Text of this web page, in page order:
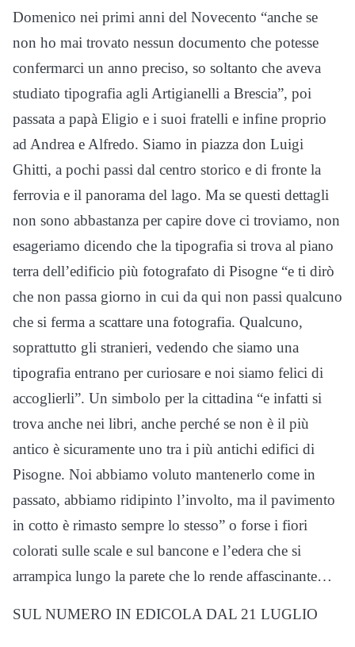
Domenico nei primi anni del Novecento “anche se
non ho mai trovato nessun documento che potesse
confermarci un anno preciso, so soltanto che aveva
studiato tipografia agli Artigianelli a Brescia”, poi
passata a papà Eligio e i suoi fratelli e infine proprio
ad Andrea e Alfredo. Siamo in piazza don Luigi
Ghitti, a pochi passi dal centro storico e di fronte la
ferrovia e il panorama del lago. Ma se questi dettagli
non sono abbastanza per capire dove ci troviamo, non
esageriamo dicendo che la tipografia si trova al piano
terra dell’edificio più fotografato di Pisogne “e ti dirò
che non passa giorno in cui da qui non passi qualcuno
che si ferma a scattare una fotografia. Qualcuno,
soprattutto gli stranieri, vedendo che siamo una
tipografia entrano per curiosare e noi siamo felici di
accoglierli”. Un simbolo per la cittadina “e infatti si
trova anche nei libri, anche perché se non è il più
antico è sicuramente uno tra i più antichi edifici di
Pisogne. Noi abbiamo voluto mantenerlo come in
passato, abbiamo ridipinto l’involto, ma il pavimento
in cotto è rimasto sempre lo stesso” o forse i fiori
colorati sulle scale e sul bancone e l’edera che si
arrampica lungo la parete che lo rende affascinante…
SUL NUMERO IN EDICOLA DAL 21 LUGLIO